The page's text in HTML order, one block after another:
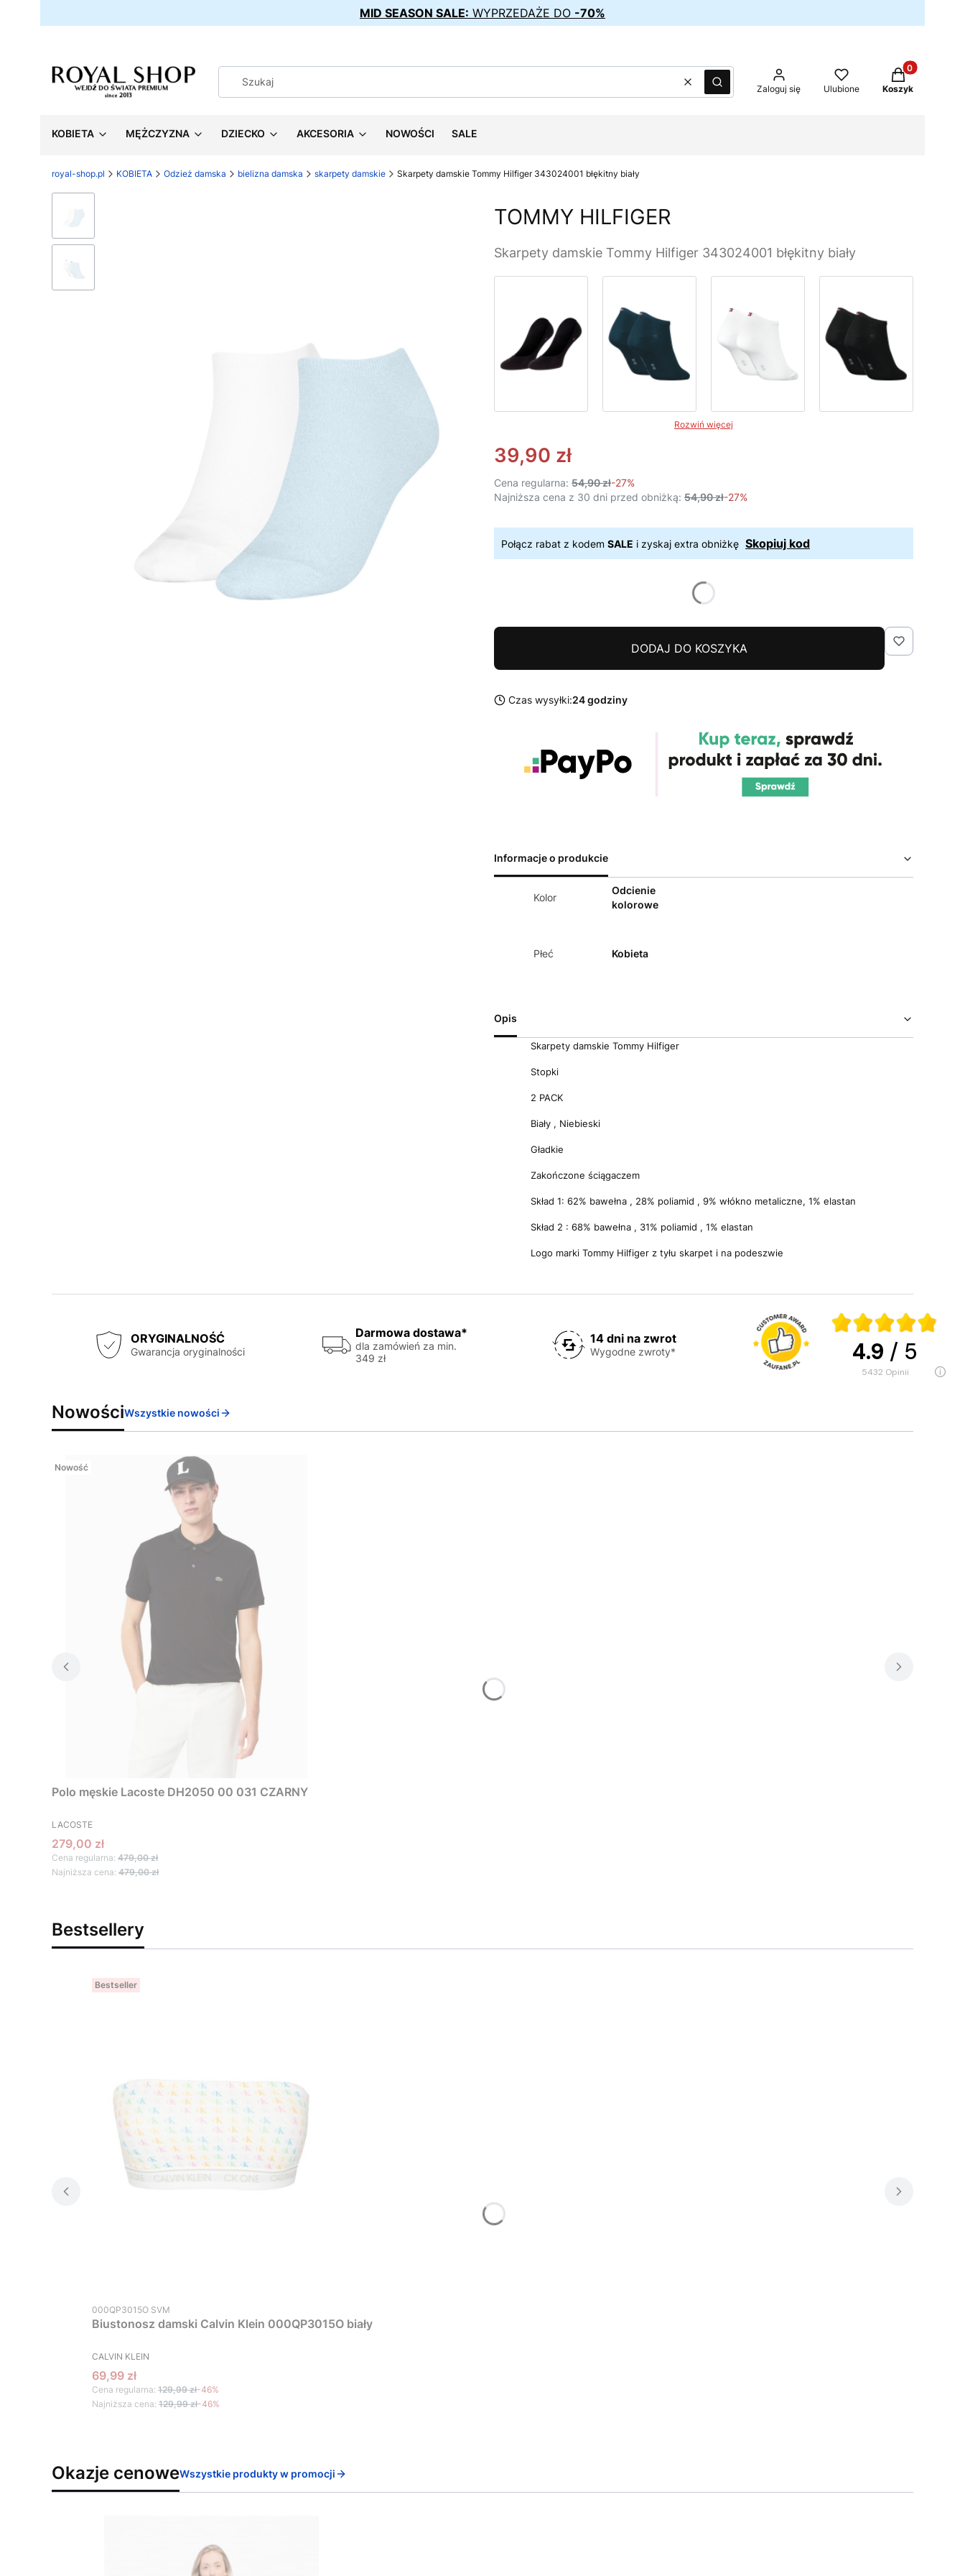
MID SEASON SALE: WYPRZEDAŻE DO -70%
WyczyśćSzukaj Zaloguj się Ulubione
Produkty w
Koszyk
KOBIETA MĘŻCZYZNA DZIECKO AKCESORIA NOWOŚCI SALE
royal-shop.pl KOBIETA Odzież damska bielizna damska skarpety damskie Skarpety damskie Tommy Hilfiger 343024001 błękitny biały
TOMMY HILFIGER
Skarpety damskie Tommy Hilfiger 343024001 błękitny biały
Rozwiń więcej
39,90 zł
Cena regularna: 54,90 zł-27%
Najniższa cena z 30 dni przed obniżką: 54,90 zł-27%
Połącz rabat z kodem SALE i zyskaj extra obniżkę Skopiuj kod
DODAJ DO KOSZYKA
Czas wysyłki:24 godziny
Informacje o produkcie
Kolor
Odcienie
kolorowe
Płeć Kobieta
Opis
Skarpety damskie Tommy Hilfiger
Stopki
2 PACK
Biały , Niebieski
Gładkie
Zakończone ściągaczem
Skład 1: 62% bawełna , 28% poliamid , 9% włókno metaliczne, 1% elastan
Skład 2 : 68% bawełna , 31% poliamid , 1% elastan
Logo marki Tommy Hilfiger z tyłu skarpet i na podeszwie
ORYGINALNOŚĆ
Gwarancja oryginalności
Darmowa dostawa*
dla zamówień za min.
349 zł
14 dni na zwrot
Wygodne zwroty* 4.9 / 5
5432 opinii
NowościWszystkie nowości
Nowość
Polo męskie Lacoste DH2050 00 031 CZARNY
PRODUCENT
LACOSTE
Cena promocyjna
279,00 zł
Cena regularna: 479,00 zł
Najniższa cena: 479,00 zł
Bestsellery
Bestseller
Kod produktu
000QP3015O SVM
Biustonosz damski Calvin Klein 000QP3015O biały
PRODUCENT
CALVIN KLEIN
Cena promocyjna
69,99 zł
Cena regularna: 129,99 zł-46%
Najniższa cena: 129,99 zł-46%
Okazje cenoweWszystkie produkty w promocji